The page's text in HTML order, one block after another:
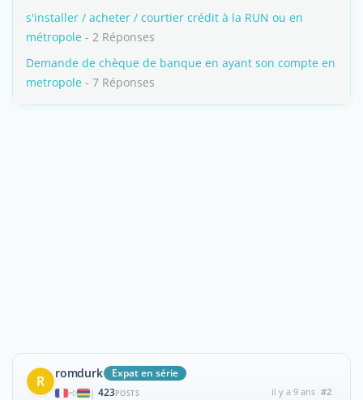
s'installer / acheter / courtier crédit à la RUN ou en
métropole - 2 Réponses
Demande de chèque de banque en ayant son compte en
metropole - 7 Réponses
R romdurk Expat en série
| 423POSTS il y a 9 ans #2